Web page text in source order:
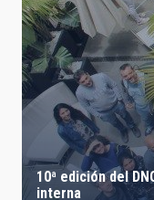
10ª edición del
interna